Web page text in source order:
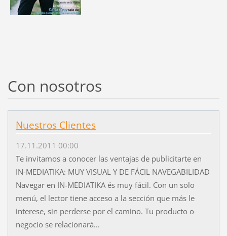
Con nosotros
Nuestros Clientes
17.11.2011 00:00
Te invitamos a conocer las ventajas de publicitarte en
IN-MEDIATIKA: MUY VISUAL Y DE FÁCIL NAVEGABILIDAD
Navegar en IN-MEDIATIKA és muy fácil. Con un solo
menú, el lector tiene acceso a la sección que más le
interese, sin perderse por el camino. Tu producto o
negocio se relacionará...